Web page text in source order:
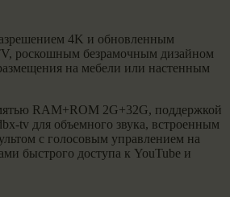
4K и обновленным
роскошным безрамочным дизайном
на мебели или настенным
RAM+ROM 2G+32G, поддержкой
tv для объемного звука, встроенным
с голосовым управлением на
быстрого доступа к YouTube и